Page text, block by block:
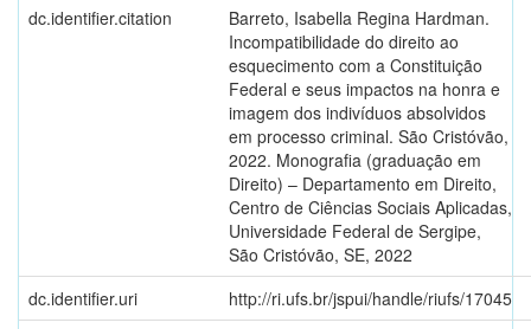
dc.identifier.citation
Barreto, Isabella Regina Hardman.
Incompatibilidade do direito ao
esquecimento com a Constituição
Federal e seus impactos na honra e
imagem dos indivíduos absolvidos
em processo criminal. São Cristóvão,
2022. Monografia (graduação em
Direito) – Departamento em Direito,
Centro de Ciências Sociais Aplicadas,
Universidade Federal de Sergipe,
São Cristóvão, SE, 2022
dc.identifier.uri
http://ri.ufs.br/jspui/handle/riufs/17045